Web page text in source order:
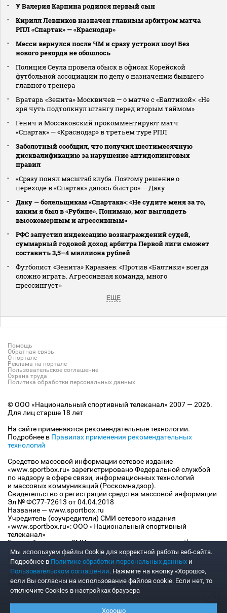
У Валерия Карпина родился первый сын
Кирилл Левников назначен главным арбитром матча
РПЛ «Спартак» — «Краснодар»
Месси вернулся после ЧМ и сразу устроил шоу! Без
нового рекорда не обошлось
Полиция Сеула провела обыск в офисах Корейской
футбольной ассоциации по делу о назначении бывшего
главного тренера
Вратарь «Зенита» Москвичев — о матче с «Балтикой»: «Не
зря чуть подтолкнул штангу перед вторым таймом»
Генич и Моссаковский прокомментируют матч
«Спартак» — «Краснодар» в третьем туре РПЛ
Заболотный сообщил, что получил шестимесячную
дисквалификацию за нарушение антидопинговых
правил
«Сразу понял масштаб клуба. Поэтому решение о
переходе в «Спартак» далось быстро» — Даку
Даку — болельщикам «Спартака»: «Не судите меня за то,
каким я был в «Рубине». Понимаю, мог выглядеть
высокомерным и агрессивным»
РФС запустил индексацию вознаграждений судей,
суммарный годовой доход арбитра Первой лиги сможет
составить 3,5–4 миллиона рублей
Футболист «Зенита» Караваев: «Против «Балтики» всегда
сложно играть. Агрессивная команда, много
прессингует»
ЕЩЕ
Помощь
Обратная связь
О портале
Реклама на портале
Пользовательское соглашение
Охрана труда
Политика обработки персональных данных
© ООО «Национальный спортивный телеканал» 2007 — 2026.
Для лиц старше 18 лет
На сайте применяются рекомендательные технологии.
Подробнее в Правилах применения рекомендательных
технологий
Средство массовой информации сетевое издание
«www.sportbox.ru» зарегистрировано Федеральной службой
по надзору в сфере связи, информационных технологий
и массовых коммуникаций (Роскомнадзор).
Свидетельство о регистрации средства массовой информации
Эл № ФС77-72613 от 04.04.2018
Название — www.sportbox.ru
Учредитель (соучредители) СМИ сетевого издания
«www.sportbox.ru»: ООО «Национальный спортивный
телеканал»
Главный редактор СМИ сетевого издания «www.sportbox.ru»:
Конов В.А.
Номер телефона редакции СМИ сетевого издания
«www.sportbox.ru»: +7 (495) 653 8419
Адрес электронной почты редакции СМИ сетевого издания
«www.sportbox.ru»: editor@sportbox.ru
Мы используем файлы Сookie для корректной работы веб-сайта.
Подробнее в Политике обработки персональных данных и
Пользовательском соглашении. Нажмите на кнопку «Хорошо»,
если Вы согласны на использование файлов cookie. Если нет, то
отключите Cookies в настройках браузера
Хорошо